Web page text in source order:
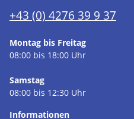
+43 (0) 4276 39 9 37
Montag bis Freitag
08:00 bis 18:00 Uhr
Samstag
08:00 bis 12:30 Uhr
Informationen